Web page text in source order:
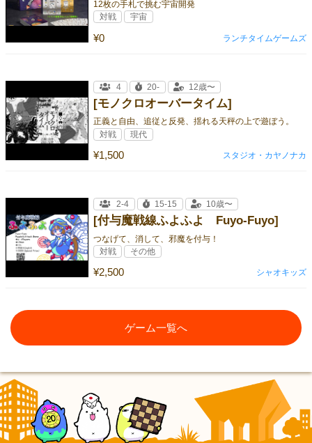
12枚の手札で挑む宇宙開発
¥0
対戦 宇宙
ランチタイムゲームズ
[モノクロオーバータイム]
正義と自由、追従と反発、揺れる天秤の上で遊ぼう。
¥1,500
4 20- 12歳〜
対戦 現代
スタジオ・カヤノナカ
[付与魔戦線ふよふよ Fuyo-Fuyo]
つなげて、消して、邪魔を付与！
¥2,500
2-4 15-15 10歳〜
対戦 その他
シャオキッズ
ゲーム一覧へ